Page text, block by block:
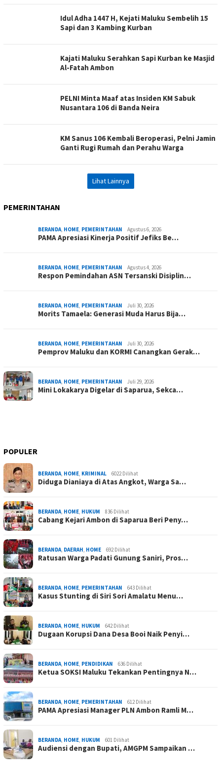
Idul Adha 1447 H, Kejati Maluku Sembelih 15
Sapi dan 3 Kambing Kurban
Kajati Maluku Serahkan Sapi Kurban ke Masjid
Al-Fatah Ambon
PELNI Minta Maaf atas Insiden KM Sabuk
Nusantara 106 di Banda Neira
KM Sanus 106 Kembali Beroperasi, Pelni Jamin
Ganti Rugi Rumah dan Perahu Warga
Lihat Lainnya
PEMERINTAHAN
BERANDA HOME PEMERINTAHAN Agustus 6, 2026
PAMA Apresiasi Kinerja Positif Jefiks Be…
BERANDA HOME PEMERINTAHAN Agustus 4, 2026
Respon Pemindahan ASN Tersanski Disiplin…
BERANDA HOME PEMERINTAHAN Juli 30, 2026
Morits Tamaela: Generasi Muda Harus Bija…
BERANDA HOME PEMERINTAHAN Juli 30, 2026
Pemprov Maluku dan KORMI Canangkan Gerak…
BERANDA HOME PEMERINTAHAN Juli 29, 2026
Mini Lokakarya Digelar di Saparua, Sekca…
POPULER
BERANDA HOME KRIMINAL 6022 Dilihat
Diduga Dianiaya di Atas Angkot, Warga Sa…
BERANDA HOME HUKUM 836 Dilihat
Cabang Kejari Ambon di Saparua Beri Peny…
BERANDA DAERAH HOME 692 Dilihat
Ratusan Warga Padati Gunung Saniri, Pros…
BERANDA HOME PEMERINTAHAN 643 Dilihat
Kasus Stunting di Siri Sori Amalatu Menu…
BERANDA HOME HUKUM 642 Dilihat
Dugaan Korupsi Dana Desa Booi Naik Penyi…
BERANDA HOME PENDIDIKAN 636 Dilihat
Ketua SOKSI Maluku Tekankan Pentingnya N…
BERANDA HOME PEMERINTAHAN 612 Dilihat
PAMA Apresiasi Manager PLN Ambon Ramli M…
BERANDA HOME HUKUM 601 Dilihat
Audiensi dengan Bupati, AMGPM Sampaikan …